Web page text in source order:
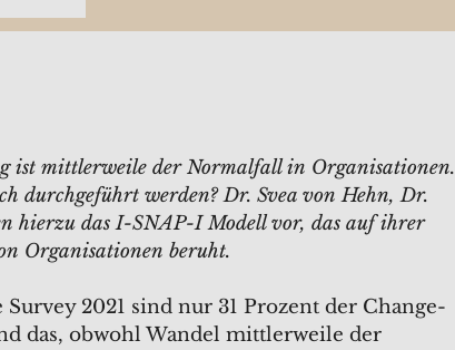
ist mittlerweile der Normalfall in Organisationen.
durchgeführt werden? Dr. Svea von Hehn, Dr.
hierzu das I-SNAP-I Modell vor, das auf ihrer
Organisationen beruht.
2021 sind nur 31 Prozent der Change-
das, obwohl Wandel mittlerweile der